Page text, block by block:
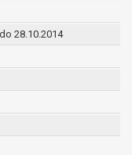
28.10.2014
dane osobowe
na podstawie
zakresie i celu
w celu
mogą być
odbiorcom lub